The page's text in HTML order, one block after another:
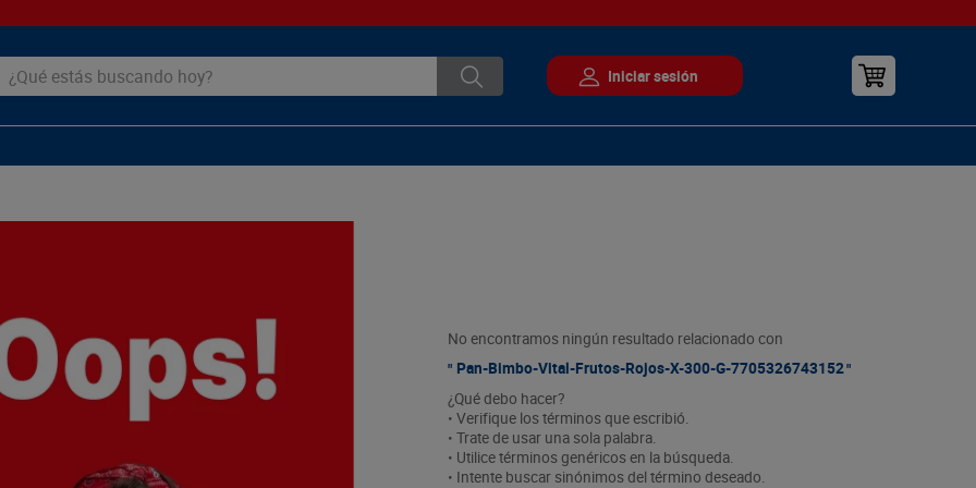
estás buscando hoy?
No encontramos ningún resultado relacionado con
Pan-Bimbo-Vital-Frutos-Rojos-X-300-G-7705326743152
¿Qué debo hacer?
• Verifique los términos que escribió.
• Trate de usar una sola palabra.
• Utilice términos genéricos en la búsqueda.
• Intente buscar sinónimos del término deseado.